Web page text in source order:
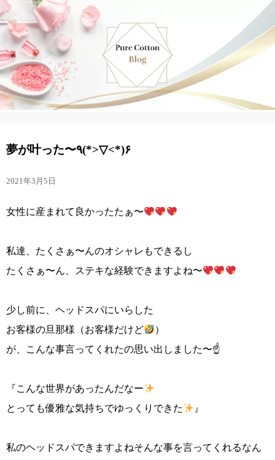
夢が叶った〜٩(*>▽<*)۶
2021年3月5日
女性に産まれて良かったたぁ〜
私達、たくさぁ〜んのオシャレもできるし
たくさぁ〜ん、ステキな経験できますよね〜
少し前に、ヘッドスパにいらした
お客様の旦那様（お客様だけど
）
が、こんな事言ってくれたの思い出しました〜☝️
『こんな世界があったんだなー
とっても優雅な気持ちでゆっくりできた
』
私のヘッドスパできますよねそんな事を言ってくれるなん